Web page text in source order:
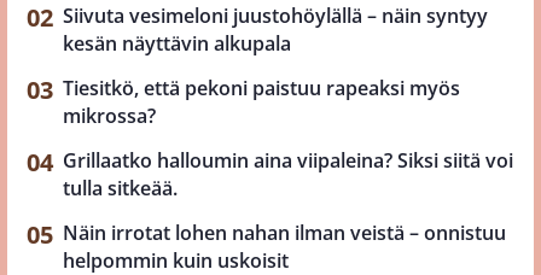
Siivuta vesimeloni juustohöylällä – näin syntyy
kesän näyttävin alkupala
Tiesitkö, että pekoni paistuu rapeaksi myös
mikrossa?
Grillaatko halloumin aina viipaleina? Siksi siitä voi
tulla sitkeää.
Näin irrotat lohen nahan ilman veistä – onnistuu
helpommin kuin uskoisit